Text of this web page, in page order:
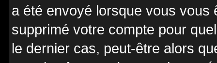
a été envoyé lorsque vous
supprimé votre compte pour
le dernier cas, peut-être alors